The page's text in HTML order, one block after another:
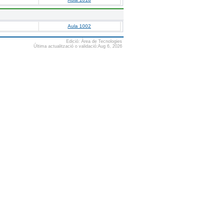
Aula 1002
Edició: Àrea de Tecnologies
Última actualització o validació:Aug 6, 2026